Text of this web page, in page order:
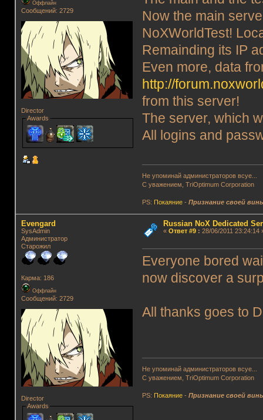
Оффлайн
Сообщений: 2729
Director
Awards
Now the main
NoXWorldTest!
Remainding its IP
Even more, data
http://
from this server!
The server, which
All logins and
Не упоминай администраторов всуе...
С уважением, TriOptimum Corporation
PS: Покаяние -Признание своей
Evengard
SysAdmin
Администратор
Старожил
Карма: 186
Оффлайн
Сообщений: 2729
Director
Awards
Russian NoX Dedicated
« Ответ #9: 28/06/2011 23:24:14
Everyone bored
now discover a
All thanks goes to
Не упоминай администраторов всуе...
С уважением, TriOptimum Corporation
PS: Покаяние -Признание своей